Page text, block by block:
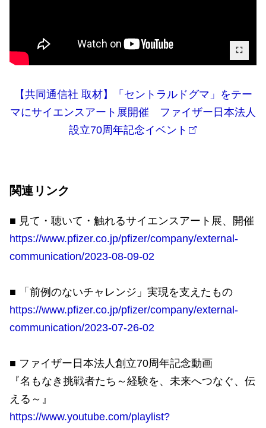
【共同通信社 取材】「セントラルドグマ」をテー
マにサイエンスアート展開催 ファイザー日本法人
設立70周年記念イベント
関連リンク
■ 見て・聴いて・触れるサイエンスアート展、開催
https://www.pfizer.co.jp/pfizer/company/external-
communication/2023-08-09-02
■ 「前例のないチャレンジ」実現を支えたもの
https://www.pfizer.co.jp/pfizer/company/external-
communication/2023-07-26-02
■ ファイザー日本法人創立70周年記念動画
『名もなき挑戦者たち～経験を、未来へつなぐ、伝
える～』
https://www.youtube.com/playlist?